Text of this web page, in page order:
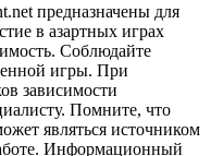
предназначены для
в азартных играх
Соблюдайте
игры. При
зависимости
Помните, что
являться источником
Информационный